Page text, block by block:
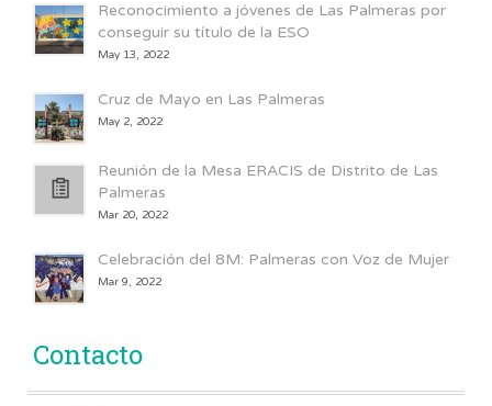
Reconocimiento a jóvenes de Las Palmeras por
conseguir su título de la ESO
May 13, 2022
Cruz de Mayo en Las Palmeras
May 2, 2022
Reunión de la Mesa ERACIS de Distrito de Las
Palmeras
Mar 20, 2022
Celebración del 8M: Palmeras con Voz de Mujer
Mar 9, 2022
Contacto